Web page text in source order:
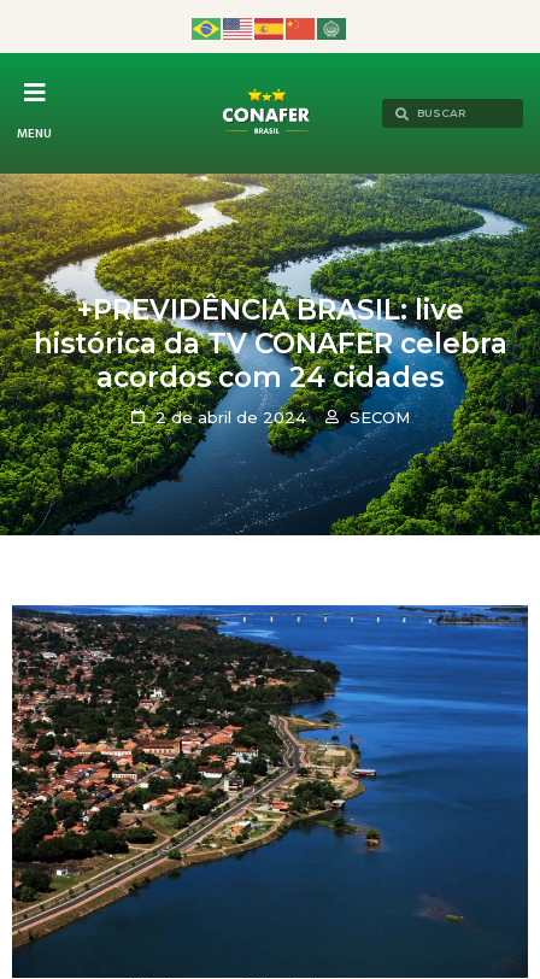
MENU
+PREVIDÊNCIA BRASIL: live
histórica da TV CONAFER celebra
acordos com 24 cidades
2 de abril de 2024 SECOM